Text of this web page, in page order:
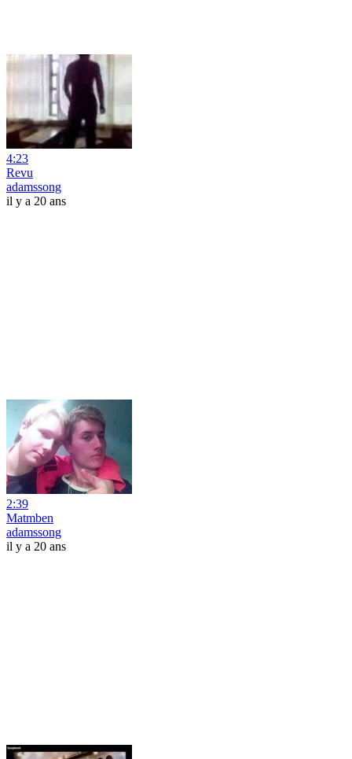
4:23
Revu
adamssong
il y a 20 ans
2:39
Matmben
adamssong
il y a 20 ans